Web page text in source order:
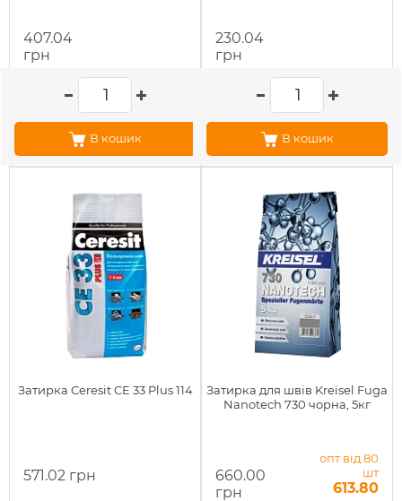
407.04
грн
В кошик
230.04
грн
В кошик
Затирка Ceresit CE 33 Plus 114
571.02 грн
Затирка для швів Kreisel Fuga
Nanotech 730 чорна, 5кг
660.00
грн
опт від 80
шт
613.80